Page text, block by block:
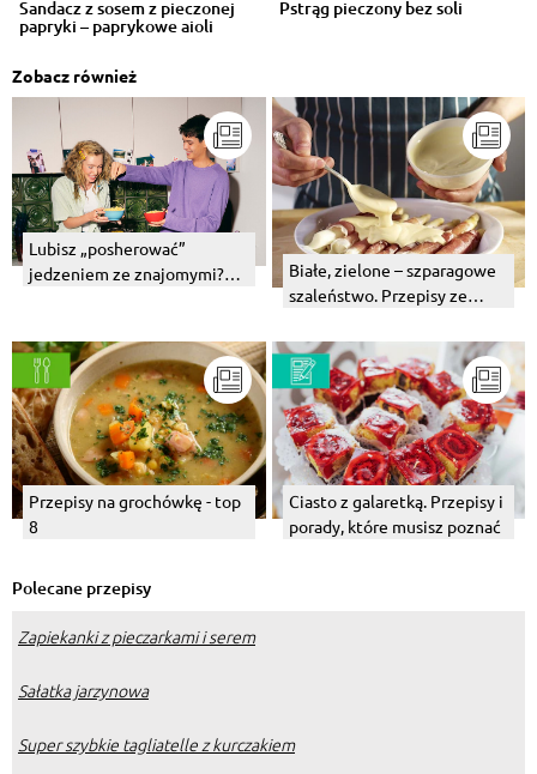
Sandacz z sosem z pieczonej
papryki – paprykowe aioli
Pstrąg pieczony bez soli
Zobacz również
Lubisz „posherować”
jedzeniem ze znajomymi?
Białe, zielone – szparagowe
szaleństwo. Przepisy ze
Przepisy na grochówkę - top
8
Ciasto z galaretką. Przepisy i
porady, które musisz poznać
Polecane przepisy
Zapiekanki z pieczarkami i serem
Sałatka jarzynowa
Super szybkie tagliatelle z kurczakiem